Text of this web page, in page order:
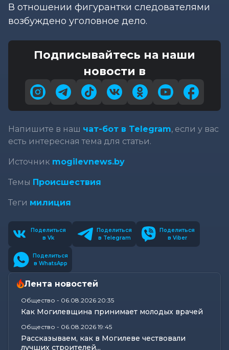
В отношении фигурантки следователями
возбуждено уголовное дело.
Подписывайтесь на наши
новости в
Напишите в наш чат-бот в Telegram, если у вас
есть интересная тема для статьи.
Источник mogilevnews.by
Темы Происшествия
Теги милиция
Поделиться
в Vk
Поделиться
в Telegram
Поделиться
в Viber
Поделиться
в WhatsApp
Лента новостей
Общество - 06.08.2026 20:35
Как Могилевщина принимает молодых врачей
Общество - 06.08.2026 19:45
Рассказываем, как в Могилеве чествовали
лучших строителей...